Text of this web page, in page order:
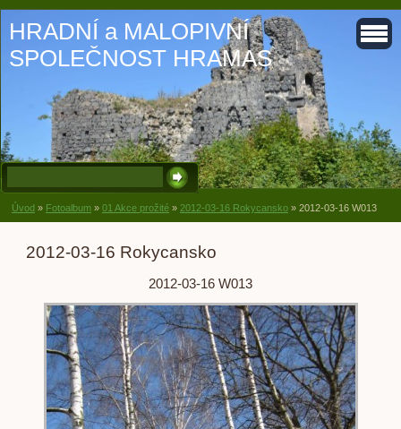
HRADNÍ a MALOPIVNÍ
SPOLEČNOST HRAMAS
Úvod » Fotoalbum » 01 Akce prožité » 2012-03-16 Rokycansko » 2012-03-16 W013
2012-03-16 Rokycansko
2012-03-16 W013